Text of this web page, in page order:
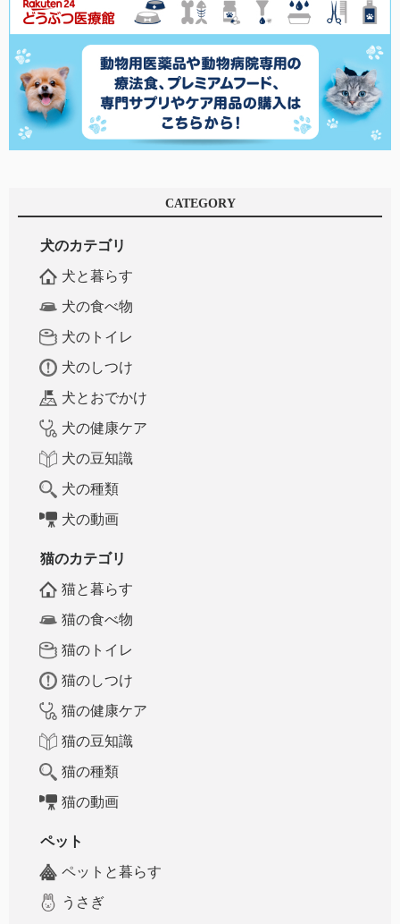
CATEGORY
犬のカテゴリ
犬と暮らす
犬の食べ物
犬のトイレ
犬のしつけ
犬とおでかけ
犬の健康ケア
犬の豆知識
犬の種類
犬の動画
猫のカテゴリ
猫と暮らす
猫の食べ物
猫のトイレ
猫のしつけ
猫の健康ケア
猫の豆知識
猫の種類
猫の動画
ペット
ペットと暮らす
うさぎ